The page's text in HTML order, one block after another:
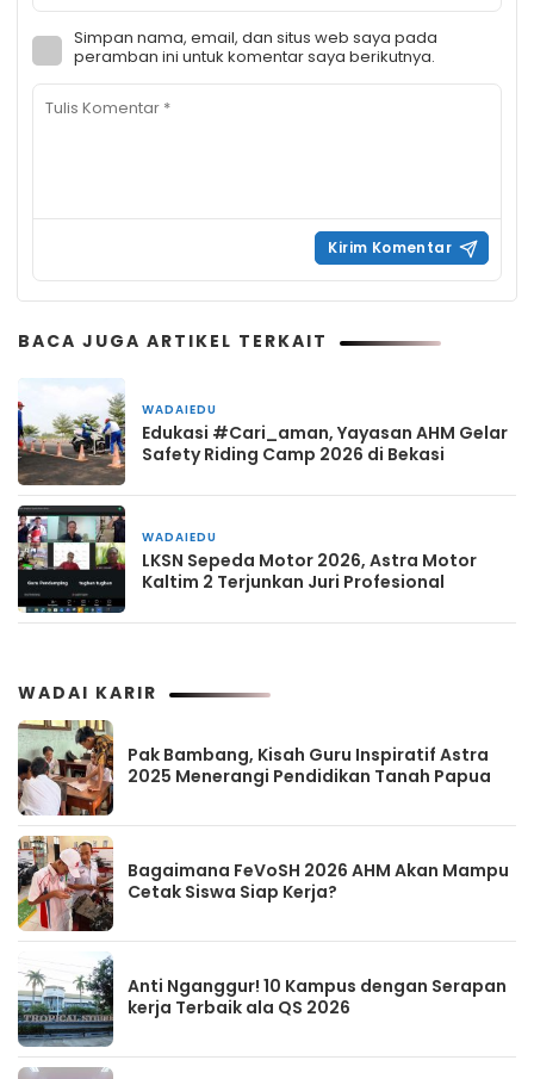
Simpan nama, email, dan situs web saya pada
peramban ini untuk komentar saya berikutnya.
BACA JUGA ARTIKEL TERKAIT
WADAIEDU
Edukasi #Cari_aman, Yayasan AHM Gelar
Safety Riding Camp 2026 di Bekasi
WADAIEDU
LKSN Sepeda Motor 2026, Astra Motor
Kaltim 2 Terjunkan Juri Profesional
WADAI KARIR
Pak Bambang, Kisah Guru Inspiratif Astra
2025 Menerangi Pendidikan Tanah Papua
Bagaimana FeVoSH 2026 AHM Akan Mampu
Cetak Siswa Siap Kerja?
Anti Nganggur! 10 Kampus dengan Serapan
kerja Terbaik ala QS 2026